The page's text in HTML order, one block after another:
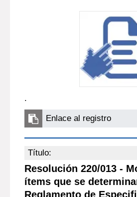
.
Enlace al registro
Título:
Resolución 220/013 -
ítems que se
Reglamento de